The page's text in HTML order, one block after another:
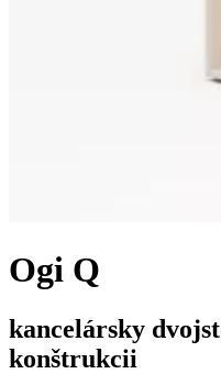
Ogi Q
kancelársky
konštrukcii